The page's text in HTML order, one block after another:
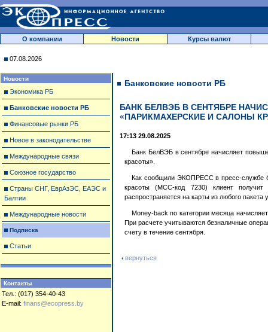
О компании Новости Курсы валют
07.08.2026
Новости
Экономика РБ
Банковские новости РБ
Финансовые рынки РБ
Новое в законодательстве
Международные связи
Союзное государство
Страны СНГ, ЕврАзЭС, ЕАЭС и
Балтии
Международные новости
Подписка
Статьи
Контакты
Тел.: (017) 354-40-43
E-mail: finans@ecopress.by
Банковские новости РБ
БАНК БЕЛВЭБ В СЕНТЯБРЕ
«ПАРИКМАХЕРСКИЕ И САЛОНЫ
17:13 29.08.2025
Банк БелВЭБ в сентябре начисляет
красоты».
Как сообщили ЭКОПРЕСС в пресс-службе
красоты (МСС-код 7230) клиент
распространяется на карты из любого пакета
Money-back по категории месяца
При расчете учитываются безналичные
счету в течение сентября.
вернуться